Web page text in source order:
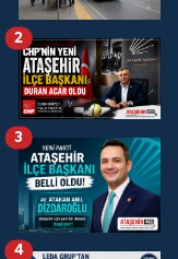
2
3
4